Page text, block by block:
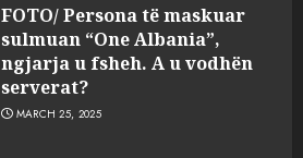
FOTO/ Persona të maskuar
sulmuan “One Albania”,
ngjarja u fsheh. A u vodhën
serverat?
MARCH 25, 2025